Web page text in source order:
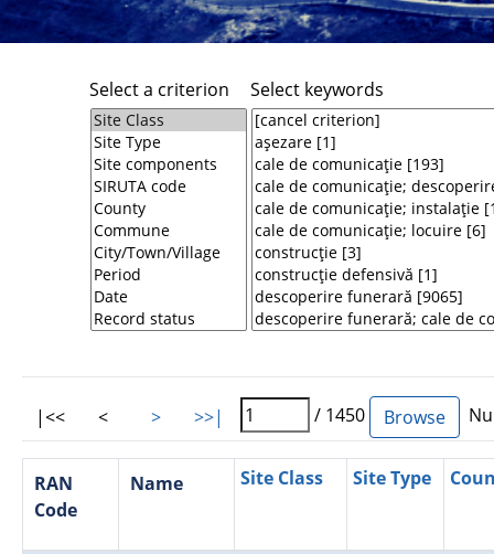
Select a criterion Select keywords
|<< < > >>| / 1450
RAN
Code
Name Site Class Site Type